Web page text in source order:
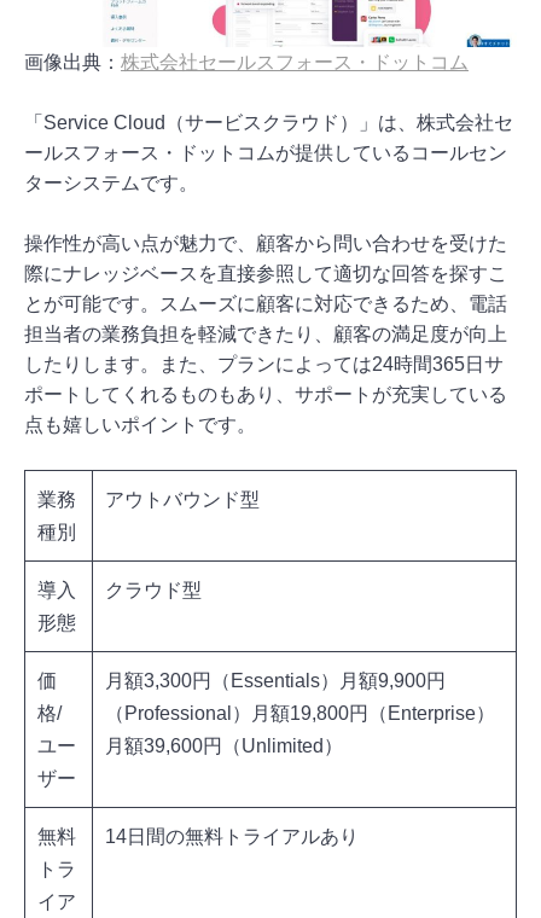
画像出典： 株式会社セールスフォース・ドットコム
「Service Cloud（サービスクラウド）」は、株式会社セ
ールスフォース・ドットコムが提供しているコールセン
ターシステムです。
操作性が高い点が魅力で、顧客から問い合わせを受けた
際にナレッジベースを直接参照して適切な回答を探すこ
とが可能です。スムーズに顧客に対応できるため、電話
担当者の業務負担を軽減できたり、顧客の満足度が向上
したりします。また、プランによっては24時間365日サ
ポートしてくれるものもあり、サポートが充実している
点も嬉しいポイントです。
業務
種別
アウトバウンド型
導入
形態
クラウド型
価
格/
ユー
ザー
月額3,300円（Essentials）月額9,900円
（Professional）月額19,800円（Enterprise）
月額39,600円（Unlimited）
無料
トラ
イア
14日間の無料トライアルあり